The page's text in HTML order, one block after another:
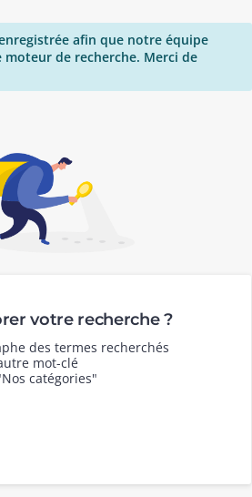
afin que notre équipe
de recherche. Merci de
votre recherche ?
des termes recherchés
mot-clé
catégories"